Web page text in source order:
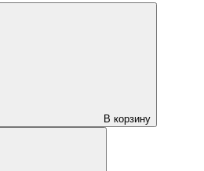
В корзину